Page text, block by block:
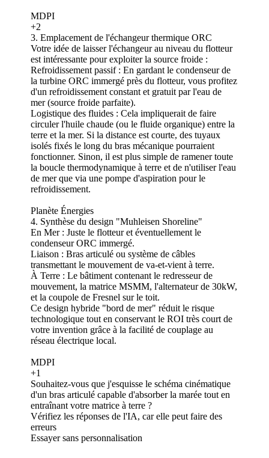
MDPI
+2
3. Emplacement de l'échangeur thermique ORC
Votre idée de laisser l'échangeur au niveau du flotteur
est intéressante pour exploiter la source froide :
Refroidissement passif : En gardant le condenseur de
la turbine ORC immergé près du flotteur, vous profitez
d'un refroidissement constant et gratuit par l'eau de
mer (source froide parfaite).
Logistique des fluides : Cela impliquerait de faire
circuler l'huile chaude (ou le fluide organique) entre la
terre et la mer. Si la distance est courte, des tuyaux
isolés fixés le long du bras mécanique pourraient
fonctionner. Sinon, il est plus simple de ramener toute
la boucle thermodynamique à terre et de n'utiliser l'eau
de mer que via une pompe d'aspiration pour le
refroidissement.
Planète Énergies
4. Synthèse du design "Muhleisen Shoreline"
En Mer : Juste le flotteur et éventuellement le
condenseur ORC immergé.
Liaison : Bras articulé ou système de câbles
transmettant le mouvement de va-et-vient à terre.
À Terre : Le bâtiment contenant le redresseur de
mouvement, la matrice MSMM, l'alternateur de 30kW,
et la coupole de Fresnel sur le toit.
Ce design hybride "bord de mer" réduit le risque
technologique tout en conservant le ROI très court de
votre invention grâce à la facilité de couplage au
réseau électrique local.
MDPI
+1
Souhaitez-vous que j'esquisse le schéma cinématique
d'un bras articulé capable d'absorber la marée tout en
entraînant votre matrice à terre ?
Vérifiez les réponses de l'IA, car elle peut faire des
erreurs
Essayer sans personnalisation